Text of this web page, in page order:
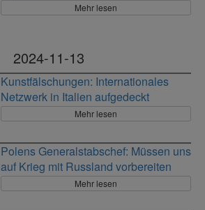
Mehr lesen
2024-11-13
Kunstfälschungen: Internationales
Netzwerk in Italien aufgedeckt
Mehr lesen
Polens Generalstabschef: Müssen uns
auf Krieg mit Russland vorbereiten
Mehr lesen